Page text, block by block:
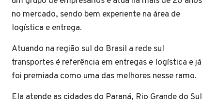
no mercado, sendo bem experiente na área de
logística e entrega.
Atuando na região sul do Brasil a rede sul
transportes é referência em entregas e logística e já
foi premiada como uma das melhores nesse ramo.
Ela atende as cidades do Paraná, Rio Grande do Sul